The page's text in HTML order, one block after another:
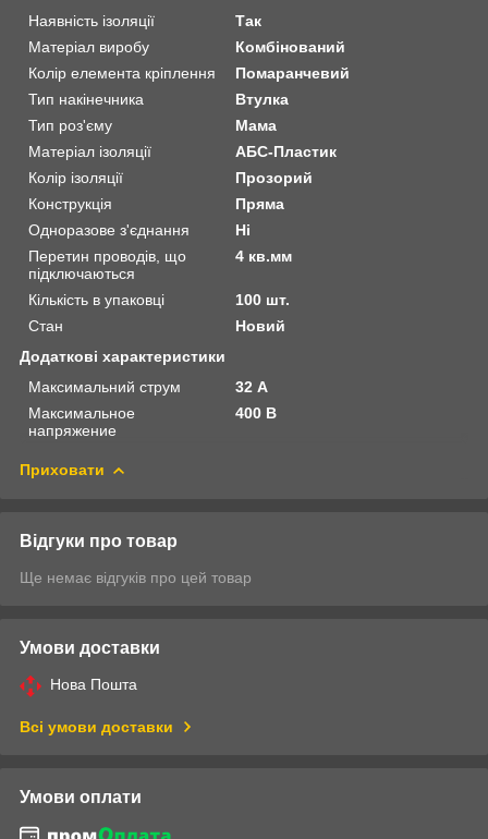
Наявність ізоляції
Так
Матеріал виробу
Комбінований
Колір елемента кріплення
Помаранчевий
Тип накінечника
Втулка
Тип роз'єму
Мама
Матеріал ізоляції
АБС-Пластик
Колір ізоляції
Прозорий
Конструкція
Пряма
Одноразове з'єднання
Ні
Перетин проводів, що
підключаються
4 кв.мм
Кількість в упаковці
100 шт.
Стан
Новий
Додаткові характеристики
Максимальний струм
32 А
Максимальное
напряжение
400 В
Приховати
Відгуки про товар
Ще немає відгуків про цей товар
Умови доставки
Нова Пошта
Всі умови доставки
Умови оплати